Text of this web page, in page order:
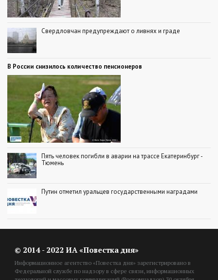
Свердловчан предупреждают о ливнях и граде
В России снизилось количество пенсионеров
Пять человек погибли в аварии на трассе Екатеринбург -
Тюмень
Путин отметил уральцев государственными наградами
© 2014 - 2022 ИА «Повестка дня»
Информационное агентство «Повестка дня» зарегистрировано в
Федеральной службе по надзору в сфере связи, информационных